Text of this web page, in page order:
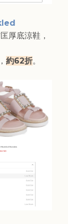
厚底涼鞋，
約62折。